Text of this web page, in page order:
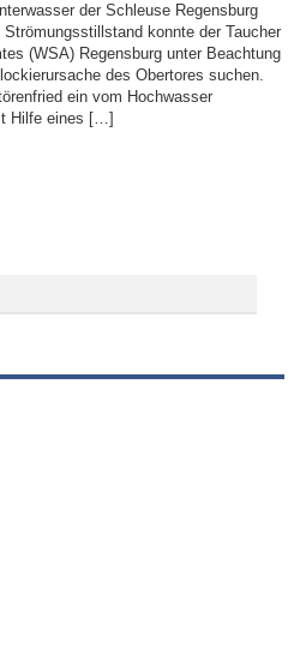
der Schleuse Regensburg
konnte der Taucher
(WSA) Regensburg unter Beachtung
des Obertores suchen.
ein vom Hochwasser
Hilfe eines […]